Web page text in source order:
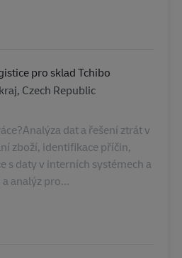
pro sklad Tchibo
Czech Republic
dat a řešení ztrát v
zboží, identifikace příčin,
s daty v interních systémech a
analýz pro...